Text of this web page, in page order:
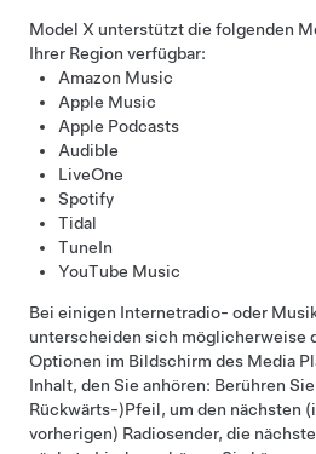
Model X unterstützt die folgenden
Ihrer Region verfügbar:
Amazon Music
Apple Music
Apple Podcasts
Audible
LiveOne
Spotify
Tidal
TuneIn
YouTube Music
Bei einigen Internetradio- oder
unterscheiden sich möglicherweise
Optionen im Bildschirm des Media
Inhalt, den Sie anhören: Berühren
Rückwärts-)Pfeil, um den nächsten
vorherigen) Radiosender, die